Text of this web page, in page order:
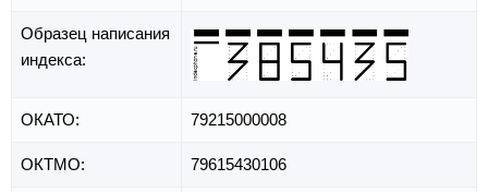
Образец написания
индекса:
ОКАТО: 79215000008
ОКТМО: 79615430106